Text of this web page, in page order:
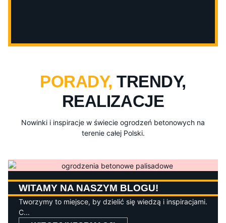
PORADY,TRENDY,
REALIZACJE
Nowinki i inspiracje w świecie ogrodzeń betonowych na
terenie całej Polski.
WITAMY NA NASZYM BLOGU!
Tworzymy to miejsce, by dzielić się wiedzą i inspiracjami.
C...